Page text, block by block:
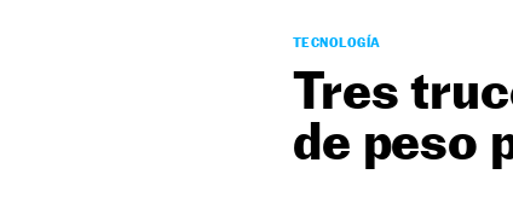
TECNOLOGÍA
Tres
de peso